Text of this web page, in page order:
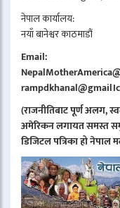
नेपाल कार्यालय:
नयाँ बानेश्वर काठमाडौं
Email:
(राजनीतिबाट पूर्ण अलग,
अमेरिकन लगायत समस्त
डिजिटल पत्रिका हो नेपाल